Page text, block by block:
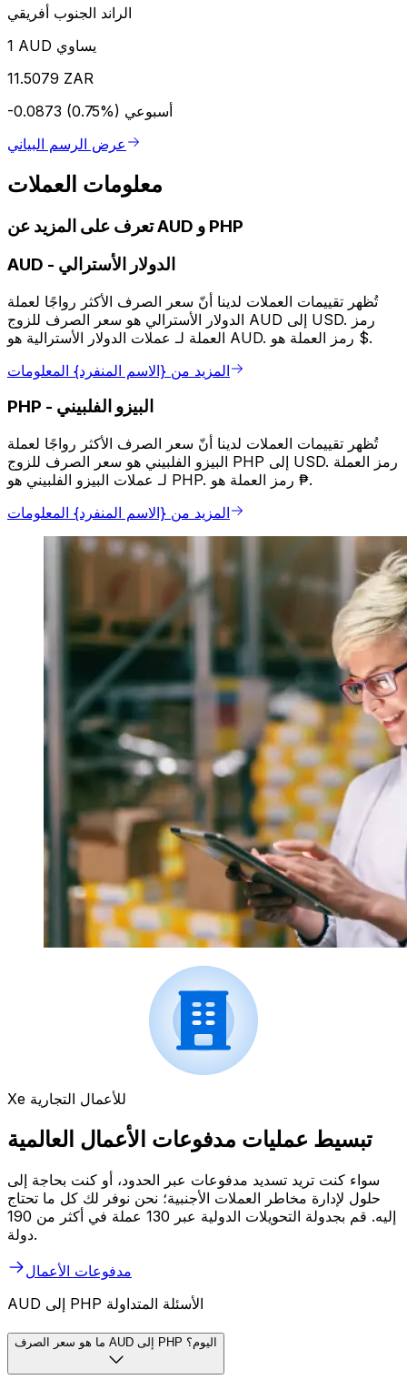
الراند الجنوب أفريقي
1 AUD يساوي
11.5079 ZAR
-0.0873 (0.75%) أسبوعي
عرض الرسم البياني
معلومات العملات
تعرف على المزيد عن AUD و PHP
AUD - الدولار الأسترالي
تُظهر تقييمات العملات لدينا أنّ سعر الصرف الأكثر رواجًا لعملة
الدولار الأسترالي هو سعر الصرف للزوج AUD إلى USD. رمز
العملة لـ عملات الدولار الأسترالية هو AUD. رمز العملة هو $.
المزيد من {الاسم المنفرد} المعلومات
PHP - البيزو الفلبيني
تُظهر تقييمات العملات لدينا أنّ سعر الصرف الأكثر رواجًا لعملة
البيزو الفلبيني هو سعر الصرف للزوج PHP إلى USD. رمز العملة
لـ عملات البيزو الفلبيني هو PHP. رمز العملة هو ₱.
المزيد من {الاسم المنفرد} المعلومات
Xe للأعمال التجارية
تبسيط عمليات مدفوعات الأعمال العالمية
سواء كنت تريد تسديد مدفوعات عبر الحدود، أو كنت بحاجة إلى
حلول لإدارة مخاطر العملات الأجنبية؛ نحن نوفر لك كل ما تحتاج
إليه. قم بجدولة التحويلات الدولية عبر 130 عملة في أكثر من 190
دولة.
مدفوعات الأعمال
AUD إلى PHP الأسئلة المتداولة
ما هو سعر الصرف AUD إلى PHP اليوم؟